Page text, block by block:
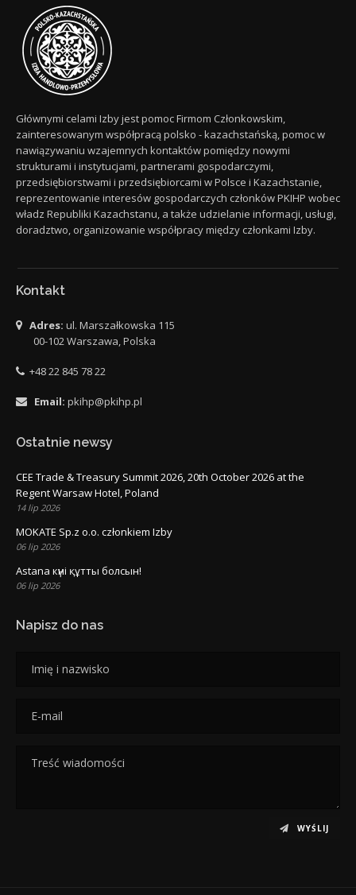
Głównymi celami Izby jest pomoc Firmom Członkowskim,
zainteresowanym współpracą polsko - kazachstańską, pomoc w
nawiązywaniu wzajemnych kontaktów pomiędzy nowymi
strukturami i instytucjami, partnerami gospodarczymi,
przedsiębiorstwami i przedsiębiorcami w Polsce i Kazachstanie,
reprezentowanie interesów gospodarczych członków PKIHP wobec
władz Republiki Kazachstanu, a także udzielanie informacji, usługi,
doradztwo, organizowanie współpracy między członkami Izby.
Kontakt
Adres: ul. Marszałkowska 115
00-102 Warszawa, Polska
+48 22 845 78 22
Email: pkihp@pkihp.pl
Ostatnie newsy
CEE Trade & Treasury Summit 2026, 20th October 2026 at the
Regent Warsaw Hotel, Poland
14 lip 2026
MOKATE Sp.z o.o. członkiem Izby
06 lip 2026
Astana күні құтты болсын!
06 lip 2026
Napisz do nas
WYŚLIJ